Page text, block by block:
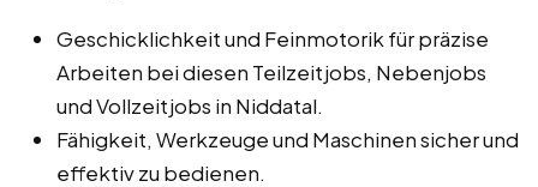
Geschicklichkeit und Feinmotorik für präzise
Arbeiten bei diesen Teilzeitjobs, Nebenjobs
und Vollzeitjobs in Niddatal.
Fähigkeit, Werkzeuge und Maschinen sicher und
effektiv zu bedienen.